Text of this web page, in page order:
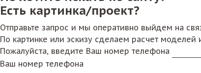
Есть картинка/проект?
Отправьте запрос и мы оперативно выйдем на
По картинке или эскизу сделаем расчет моделей
Пожалуйста, введите Ваш номер телефона
Ваш номер телефона